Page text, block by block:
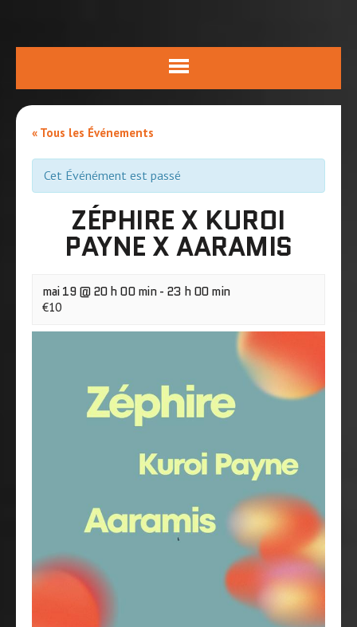
« Tous les Événements
Cet Événément est passé
ZÉPHIRE X KUROI
PAYNE X AARAMIS
mai 19 @ 20 h 00 min- 23 h 00 min
€10